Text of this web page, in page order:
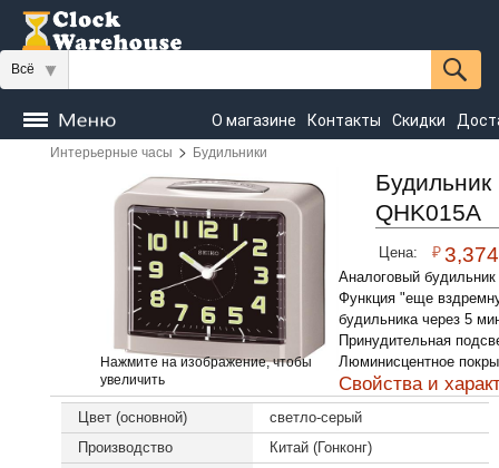
Всё
О магазине Контакты Скидки
Часы
Настенные
Seiko
Интерьерные часы > Будильники
Нажмите на изображение, чтобы
увеличить
Будильник
QHK015A
Цена: ₽ 3,374
Аналоговый будильник
Функция "еще
будильника через 5
Принудительная
Люминисцентное
Свойства и
Цвет (основной)
светло-серый
Производство
Китай (Гонконг)